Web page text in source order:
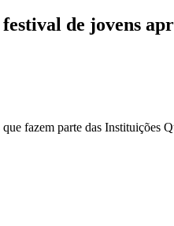
de jovens
fazem parte das Instituições